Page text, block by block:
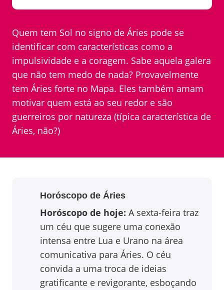
Quem tem Sol no signo de Áries pode se
identificar com características como a
impulsividade e a coragem. Sabe aquela galera
que não tem medo de nada? Provavelmente
tem Áries forte no Mapa. Eles também amam
motivar quem está ao seu redor e são
guerreiros por natureza (típica característica de
Áries, não?)
Horóscopo de Áries
Horóscopo de hoje: A sexta-feira traz
um céu que sugere uma conexão
intensa entre Lua e Urano na área
comunicativa para Áries. O céu
convida a uma troca de ideias
gratificante e revigorante, esboçando